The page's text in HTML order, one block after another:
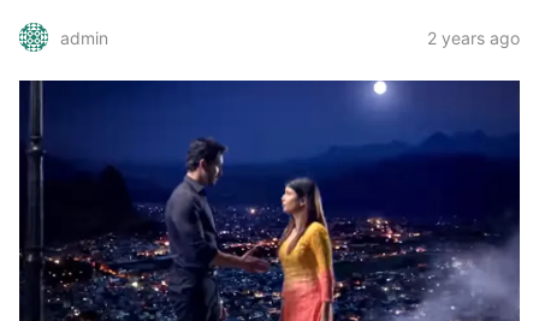
admin 2 years ago